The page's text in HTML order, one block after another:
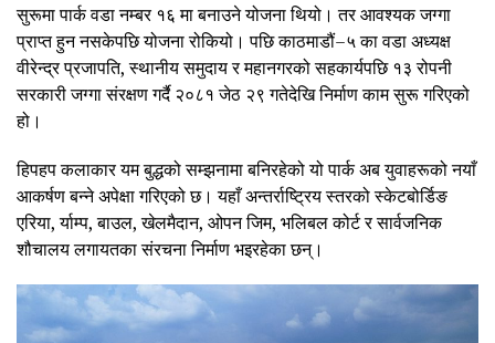
सुरूमा पार्क वडा नम्बर १६ मा बनाउने योजना थियो। तर आवश्यक जग्गा
प्राप्त हुन नसकेपछि योजना रोकियो। पछि काठमाडौं–५ का वडा अध्यक्ष
वीरेन्द्र प्रजापति, स्थानीय समुदाय र महानगरको सहकार्यपछि १३ रोपनी
सरकारी जग्गा संरक्षण गर्दै २०८१ जेठ २९ गतेदेखि निर्माण काम सुरू गरिएको
हो।
हिपहप कलाकार यम बुद्धको सम्झनामा बनिरहेको यो पार्क अब युवाहरूको नयाँ
आकर्षण बन्ने अपेक्षा गरिएको छ। यहाँ अन्तर्राष्ट्रिय स्तरको स्केटबोर्डिङ
एरिया, र्याम्प, बाउल, खेलमैदान, ओपन जिम, भलिबल कोर्ट र सार्वजनिक
शौचालय लगायतका संरचना निर्माण भइरहेका छन्।